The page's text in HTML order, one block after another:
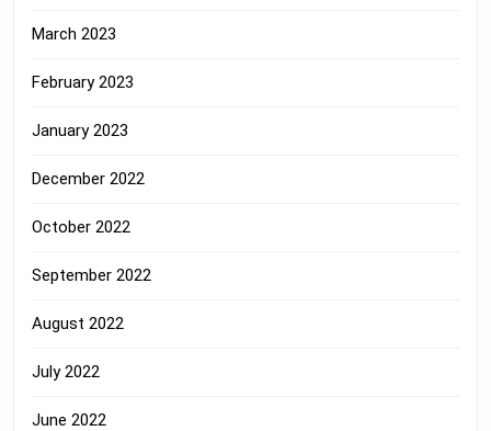
March 2023
February 2023
January 2023
December 2022
October 2022
September 2022
August 2022
July 2022
June 2022